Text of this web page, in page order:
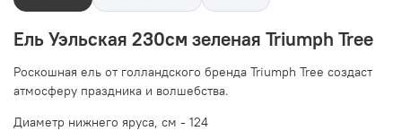
Ель Уэльская 230см зеленая Triumph Tree
Роскошная ель от голландского бренда Triumph Tree создаст
атмосферу праздника и волшебства.
Диаметр нижнего яруса, см - 124